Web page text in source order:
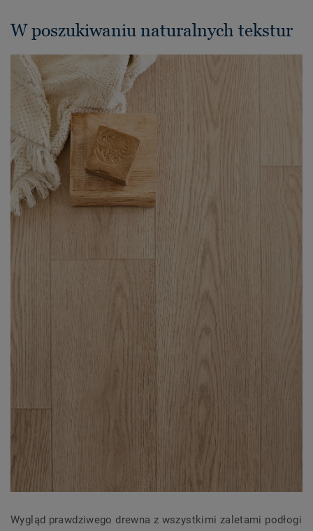
W poszukiwaniu naturalnych tekstur
Wygląd prawdziwego drewna z wszystkimi zaletami podłogi